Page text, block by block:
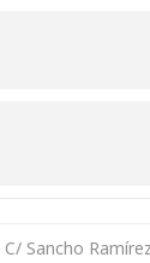
Destination